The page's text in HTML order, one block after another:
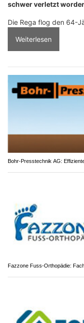
schwer verletzt
Die Rega flog den 64-
Weiterlesen
Bohr-Presstechnik AG:
Fazzone Fuss-Orthopädie: